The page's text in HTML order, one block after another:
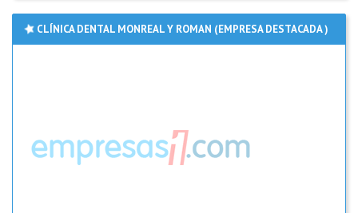
CLÍNICA DENTAL MONREAL Y ROMAN (EMPRESA DESTACADA )